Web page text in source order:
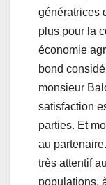
génératrices
plus pour la
économie
bond
monsieur
satisfaction
parties. Et
au
très attentif
populations,